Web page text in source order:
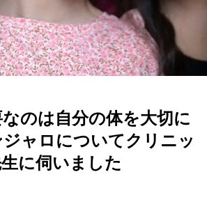
のは自分の体を大切に
ャロについてクリニッ
に伺いました